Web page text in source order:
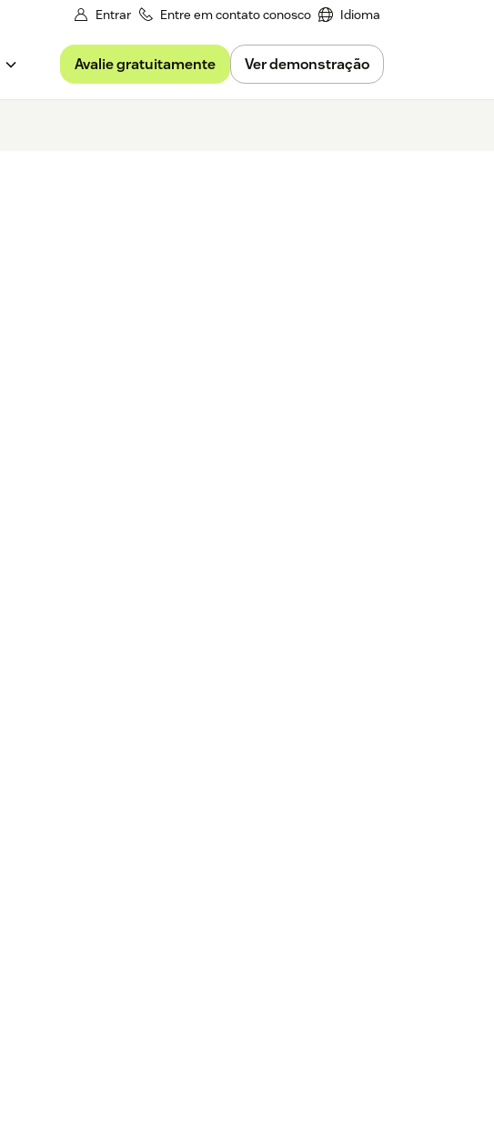
Entrar Entre em contato conosco Idioma
Avalie gratuitamente Ver demonstração